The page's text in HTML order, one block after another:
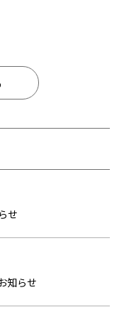
せ
知らせ